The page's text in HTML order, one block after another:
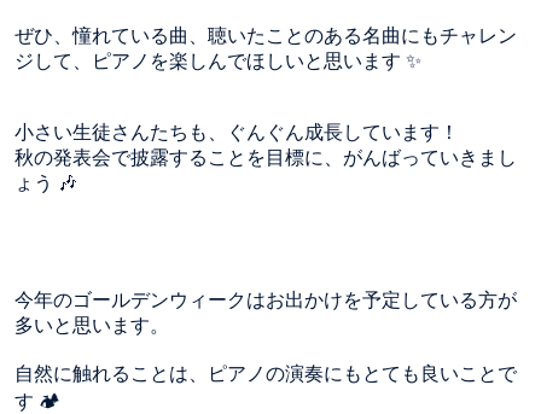
ぜひ、憧れている曲、聴いたことのある名曲にもチャレン
ジして、ピアノを楽しんでほしいと思います ✨
小さい生徒さんたちも、ぐんぐん成長しています！
秋の発表会で披露することを目標に、がんばっていきまし
ょう 🎶
今年のゴールデンウィークはお出かけを予定している方が
多いと思います。
自然に触れることは、ピアノの演奏にもとても良いことで
す 🏕